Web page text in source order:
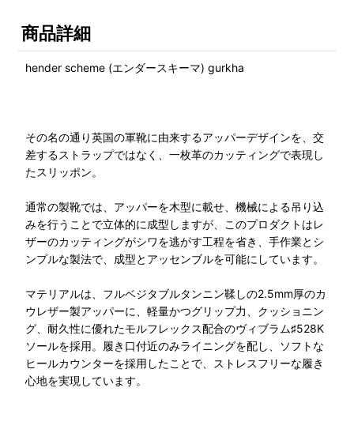
商品詳細
hender scheme (エンダースキーマ) gurkha
その名の通り英国の軍靴に由来するアッパーデザインを、交
差するストラップではなく、一枚革のカッティングで表現し
たスリッポン。
通常の製靴では、アッパーを木型に載せ、機械による吊り込
みを行うことで立体的に成型しますが、このプロダクトはレ
ザーのカッティングがシワを逃がす工程を省き、手作業とシ
ンプルな製法で、成型とアッセンブルを可能にしています。
マテリアルは、フルベジタブルタンニン鞣しの2.5mm厚のカ
ウレザー製アッパーに、軽量かつグリップ力、クッショニン
グ、耐久性に優れたモルフレックス配合のヴィブラム♯528K
ソールを採用。履き口付近のみライニングを配し、ソフトな
ヒールカウンターを採用したことで、ストレスフリーな履き
心地を実現しています。